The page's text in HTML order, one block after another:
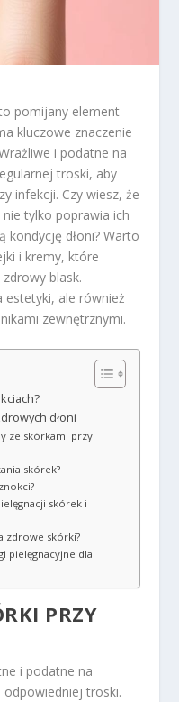
pomijany element
kluczowe znaczenie
i podatne na
troski, aby
infekcji. Czy wiesz, że
tylko poprawia ich
kondycję dłoni? Warto
i kremy, które
blask.
estetyki, ale również
zewnętrznymi.
dłoni
ze skórkami przy
skórek?
skórek i
zdrowe skórki?
pielęgnacyjne dla
PRZY
i podatne na
troski.